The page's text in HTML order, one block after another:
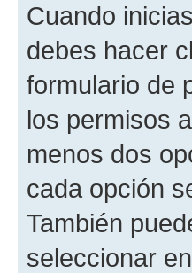
Cuando
debes hacer
formulario de
los permisos
menos dos
cada opción
También
seleccionar